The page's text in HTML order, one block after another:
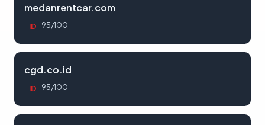
medanrentcar.com
ID 95/100
cgd.co.id
ID 95/100